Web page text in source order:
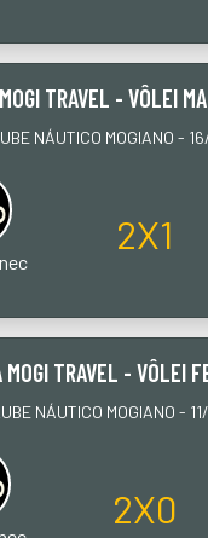
TRAVEL - VÔLEI
NÁUTICO MOGIANO -
2X1
MOGI TRAVEL - VÔLEI
NÁUTICO MOGIANO -
2X0